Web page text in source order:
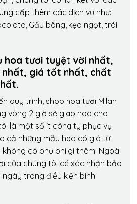
cấp thêm các dịch vụ như:
Gấu bông, kẹo ngọt, trái
hoa tươi tuyệt vời nhất,
nhất, giá tốt nhất, chất
quy trình, shop hoa tươi Milan
vòng 2 giờ sẽ giao hoa cho
là một số ít công ty phục vụ
cả những mẫu hoa có giá từ
có phụ phí gì thêm. Ngoài
của chúng tôi có xác nhận bảo
ngày trong điều kiện bình